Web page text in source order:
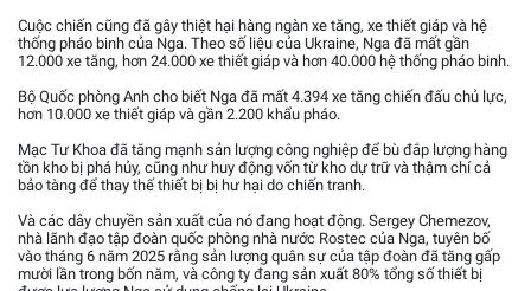
Cuộc chiến cũng đã gây thiệt hại hàng ngàn xe tăng, xe thiết giáp và hệ
thống pháo binh của Nga. Theo số liệu của Ukraine, Nga đã mất gần
12.000 xe tăng, hơn 24.000 xe thiết giáp và hơn 40.000 hệ thống pháo binh.
Bộ Quốc phòng Anh cho biết Nga đã mất 4.394 xe tăng chiến đấu chủ lực,
hơn 10.000 xe thiết giáp và gần 2.200 khẩu pháo.
Mạc Tư Khoa đã tăng mạnh sản lượng công nghiệp để bù đắp lượng hàng
tồn kho bị phá hủy, cũng như huy động vốn từ kho dự trữ và thậm chí cả
bảo tàng để thay thế thiết bị bị hư hại do chiến tranh.
Và các dây chuyền sản xuất của nó đang hoạt động. Sergey Chemezov,
nhà lãnh đạo tập đoàn quốc phòng nhà nước Rostec của Nga, tuyên bố
vào tháng 6 năm 2025 rằng sản lượng quân sự của tập đoàn đã tăng gấp
mười lần trong bốn năm, và công ty đang sản xuất 80% tổng số thiết bị